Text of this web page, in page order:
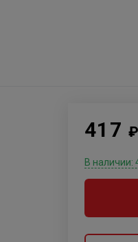
417
В наличии: